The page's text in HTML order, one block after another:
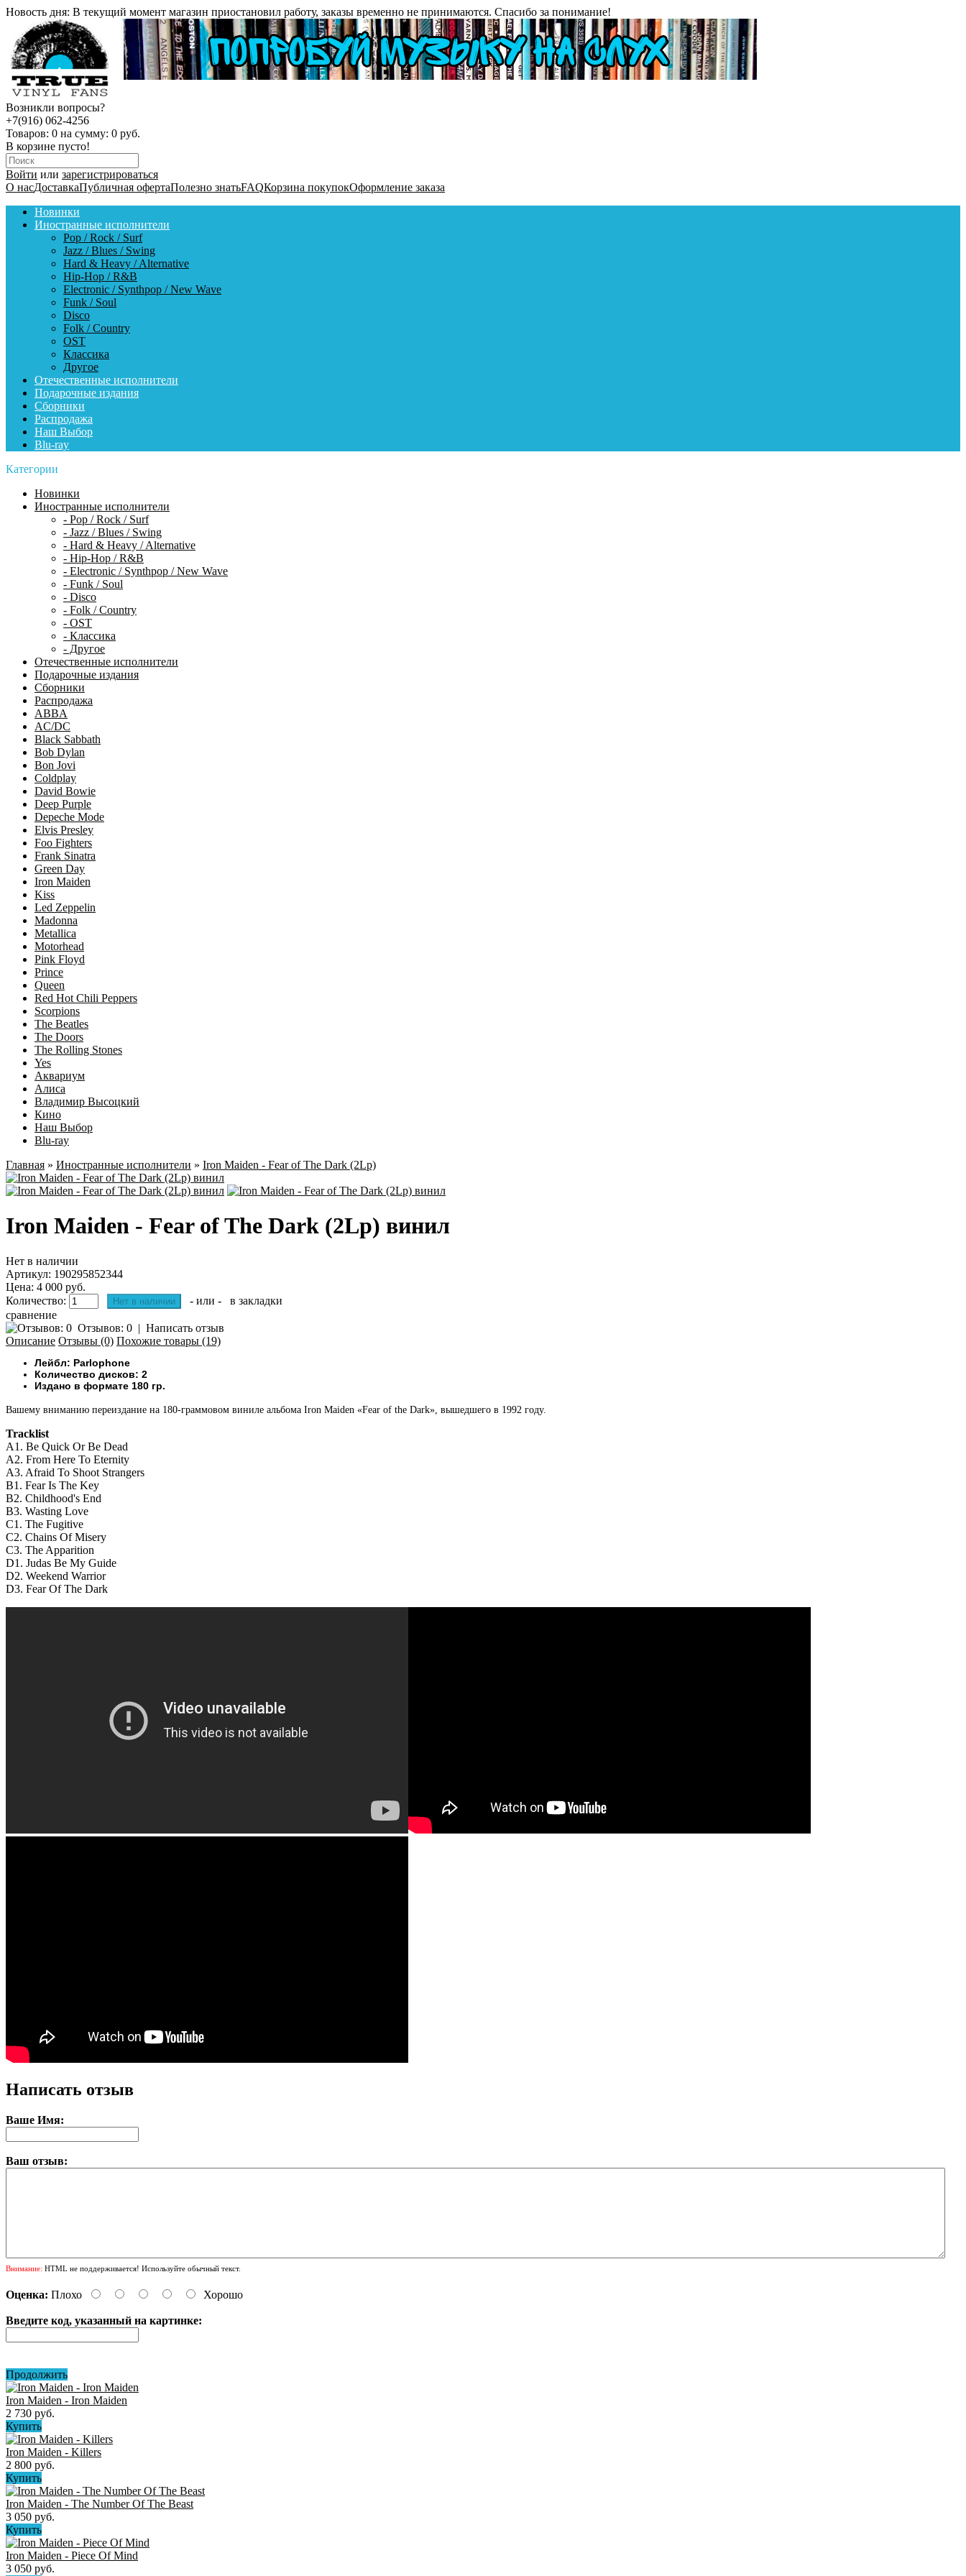
Новость дня: В текущий момент магазин приостановил работу, заказы временно не принимаются. Спасибо за понимание!
Возникли вопросы?
+7(916) 062-4256
Товаров: 0 на сумму: 0 руб.
В корзине пусто!
Войти или зарегистрироваться
О насДоставкаПубличная офертаПолезно знатьFAQКорзина покупокОформление заказа
Новинки
Иностранные исполнители
Pop / Rock / Surf
Jazz / Blues / Swing
Hard & Heavy / Alternative
Hip-Hop / R&B
Electronic / Synthpop / New Wave
Funk / Soul
Disco
Folk / Country
OST
Классика
Другое
Отечественные исполнители
Подарочные издания
Сборники
Распродажа
Наш Выбор
Blu-ray
Категории
Новинки
Иностранные исполнители
- Pop / Rock / Surf
- Jazz / Blues / Swing
- Hard & Heavy / Alternative
- Hip-Hop / R&B
- Electronic / Synthpop / New Wave
- Funk / Soul
- Disco
- Folk / Country
- OST
- Классика
- Другое
Отечественные исполнители
Подарочные издания
Сборники
Распродажа
ABBA
AC/DC
Black Sabbath
Bob Dylan
Bon Jovi
Coldplay
David Bowie
Deep Purple
Depeche Mode
Elvis Presley
Foo Fighters
Frank Sinatra
Green Day
Iron Maiden
Kiss
Led Zeppelin
Madonna
Metallica
Motorhead
Pink Floyd
Prince
Queen
Red Hot Chili Peppers
Scorpions
The Beatles
The Doors
The Rolling Stones
Yes
Аквариум
Алиса
Владимир Высоцкий
Кино
Наш Выбор
Blu-ray
Главная » Иностранные исполнители » Iron Maiden - Fear of The Dark (2Lp)
Iron Maiden - Fear of The Dark (2Lp) винил
Нет в наличии
Артикул: 190295852344
Цена: 4 000 руб.
Количество:
- или -
в закладки
сравнение
Отзывов: 0 | Написать отзыв
Описание Отзывы (0) Похожие товары (19)
Лейбл: Parlophone
Количество дисков: 2
Издано в формате 180 гр.
Вашему вниманию переиздание на 180-граммовом виниле альбома Iron Maiden «Fear of the Dark», вышедшего в 1992 году.
Tracklist
A1. Be Quick Or Be Dead
A2. From Here To Eternity
A3. Afraid To Shoot Strangers
B1. Fear Is The Key
B2. Childhood's End
B3. Wasting Love
C1. The Fugitive
C2. Chains Of Misery
C3. The Apparition
D1. Judas Be My Guide
D2. Weekend Warrior
D3. Fear Of The Dark
Написать отзыв
Ваше Имя:
Ваш отзыв:
Внимание: HTML не поддерживается! Используйте обычный текст.
Оценка: Плохо Хорошо
Введите код, указанный на картинке:
Продолжить
Iron Maiden - Iron Maiden
2 730 руб.
Купить
Iron Maiden - Killers
2 800 руб.
Купить
Iron Maiden - The Number Of The Beast
3 050 руб.
Купить
Iron Maiden - Piece Of Mind
3 050 руб.